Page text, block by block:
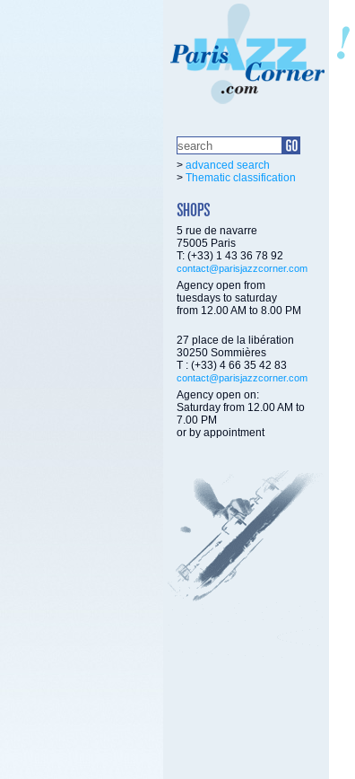
> advanced search
> Thematic classification
5 rue de navarre
75005 Paris
T: (+33) 1 43 36 78 92
contact@parisjazzcorner.com
Agency open from
tuesdays to saturday
from 12.00 AM to 8.00 PM
27 place de la libération
30250 Sommières
T : (+33) 4 66 35 42 83
contact@parisjazzcorner.com
Agency open on:
Saturday from 12.00 AM to
7.00 PM
or by appointment